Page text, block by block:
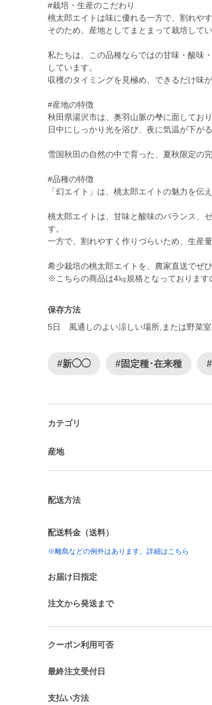
#栽培・生産のこだわり
桃太郎エイトは味に優れる一方で、割れや
そのため、産地としてまとまって栽培して
私たちは、この品種ならではの甘味・酸味
しています。
収穫のタイミングを見極め、できるだけ味
#産地の特徴
秋田県湯沢市は、奥羽山脈の梺に面してお
日中にしっかり光を浴び、夜に気温が下が
雪国秋田の自然の中で育った、夏秋限定の
#品種の特徴
「幻エイト」は、桃太郎エイトの魅力を伝
桃太郎エイトは、甘味と酸味のバランス、
す。
一方で、割れやすく作りづらいため、生産
希少栽培の桃太郎エイトを、農家直送でぜ
※こちらの商品は4㎏規格となっております
保存方法
5日 風通しのよい涼しい場所,または野菜室
#新◯◯ #固定種･在来種
カテゴリ
産地
配送方法
配送料金（送料）
※離島などの例外はあります。詳細はこちら
お届け日指定
注文から発送まで
クーポン利用可否
最終注文受付日
支払い方法